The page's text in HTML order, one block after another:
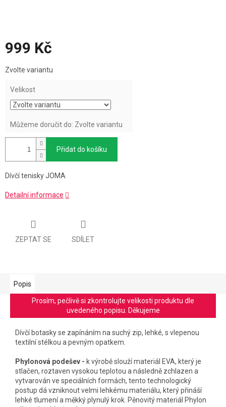
999 Kč
cena:
Zvolte variantu
Velikost
Můžeme doručit do: Zvolte variantu
Přidat do košíku
Dívčí tenisky JOMA
Detailní informace
ZEPTAT SE SDÍLET
Popis
Prosím, pečlivě si zkontrolujte velikosti produktu dle
uvedeného popisu. Děkujeme
Dívčí botasky se zapínáním na suchý zip, lehké, s vlepenou
textilní stélkou a pevným opatkem.
Phylonová podešev - k výrobě slouží materiál EVA, který je
stlačen, roztaven vysokou teplotou a následně zchlazen a
vytvarován ve speciálních formách, tento technologický
postup dá vzniknout velmi lehkému materiálu, který přináší
lehké tlumení a měkký plynulý krok. Pěnovitý materiál Phylon